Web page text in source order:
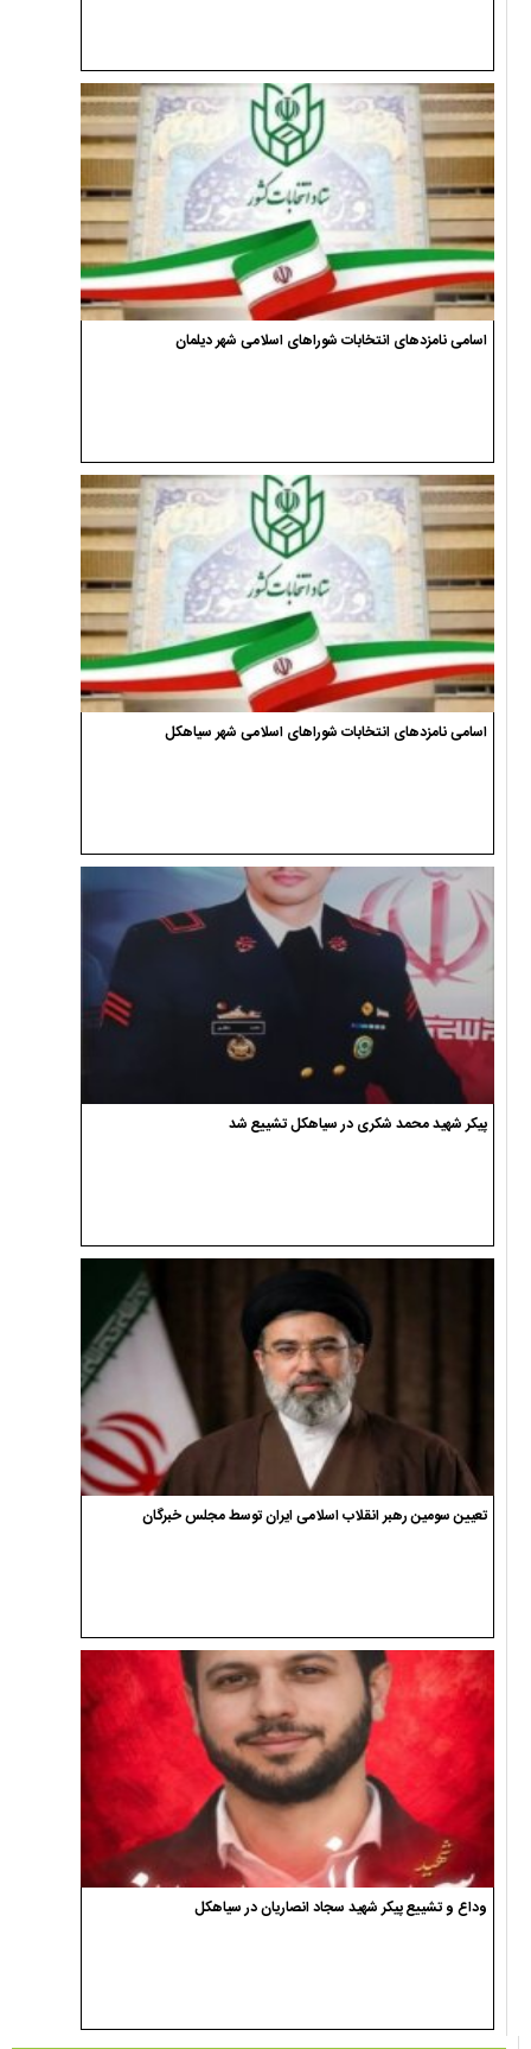
اسامی نامزدهای انتخابات شوراهای اسلامی شهر دیلمان
اسامی نامزدهای انتخابات شوراهای اسلامی شهر سیاهکل
پیکر شهید محمد شکری در سیاهکل تشییع شد
تعیین سومین رهبر انقلاب اسلامی ایران توسط مجلس خبرگان
وداع و تشییع پیکر شهید سجاد انصاریان در سیاهکل